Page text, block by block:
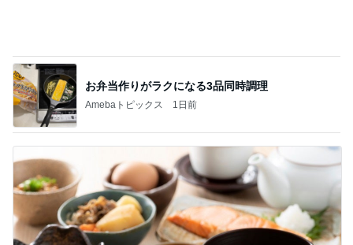
娘の夕飯と私の美味しいお寿司
Amebaトピックス 2日前
記事を読む